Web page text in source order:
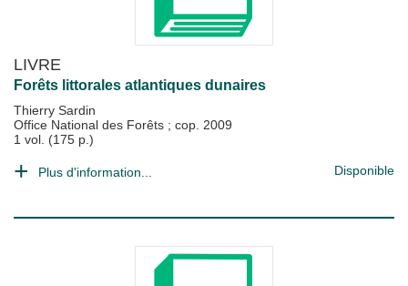
LIVRE
Forêts littorales atlantiques dunaires
Thierry Sardin
Office National des Forêts ; cop. 2009
1 vol. (175 p.)
Plus d'information... Disponible